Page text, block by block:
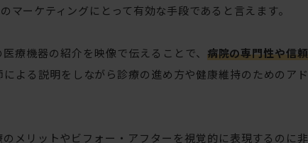
マーケティングにとって有効な手段であると言えます。
療機器の紹介を映像で伝えることで、 病院の専門性や信頼
よる説明をしながら診療の進め方や健康維持のためのアド
メリットやビフォー・アフターを視覚的に表現するのに非